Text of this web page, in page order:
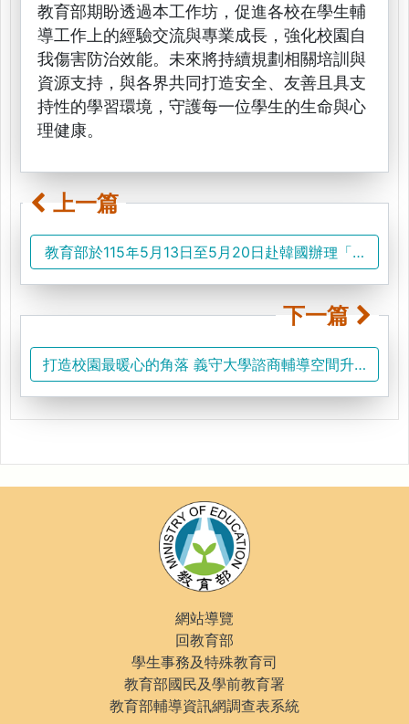
教育部期盼透過本工作坊，促進各校在學生輔
導工作上的經驗交流與專業成長，強化校園自
我傷害防治效能。未來將持續規劃相關培訓與
資源支持，與各界共同打造安全、友善且具支
持性的學習環境，守護每一位學生的生命與心
理健康。
上一篇
教育部於115年5月13日至5月20日赴韓國辦理「考察社
下一篇
打造校園最暖心的角落 義守大學諮商輔導空間升級，落
網站導覽
回教育部
學生事務及特殊教育司
教育部國民及學前教育署
教育部輔導資訊網調查表系統